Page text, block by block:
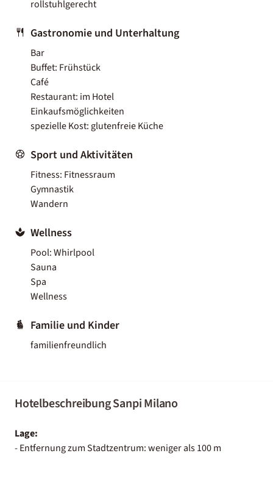
rollstuhlgerecht
Gastronomie und Unterhaltung
Bar
Buffet: Frühstück
Café
Restaurant: im Hotel
Einkaufsmöglichkeiten
spezielle Kost: glutenfreie Küche
Sport und Aktivitäten
Fitness: Fitnessraum
Gymnastik
Wandern
Wellness
Pool: Whirlpool
Sauna
Spa
Wellness
Familie und Kinder
familienfreundlich
Hotelbeschreibung Sanpi Milano
Lage:
- Entfernung zum Stadtzentrum: weniger als 100 m